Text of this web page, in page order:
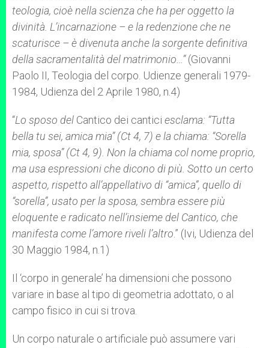
teologia, cioè nella scienza che ha per oggetto la
divinità. L’incarnazione – e la redenzione che ne
scaturisce – è divenuta anche la sorgente definitiva
della sacramentalità del matrimonio…”(Giovanni
Paolo II, Teologia del corpo. Udienze generali 1979-
1984, Udienza del 2 Aprile 1980, n.4)
“Lo sposo del Cantico dei cantici esclama: “Tutta
bella tu sei, amica mia” (Ct4, 7) e la chiama: “Sorella
mia, sposa” (Ct4, 9). Non la chiama col nome proprio,
ma usa espressioni che dicono di più. Sotto un certo
aspetto, rispetto all’appellativo di “amica”, quello di
“sorella”, usato per la sposa, sembra essere più
eloquente e radicato nell’insieme del Cantico, che
manifesta come l’amore riveli l’altro.” (Ivi, Udienza del
30 Maggio 1984, n.1)
Il ‘corpo in generale’ ha dimensioni che possono
variare in base al tipo di geometria adottato, o al
campo fisico in cui si trova.
Un corpo naturale o artificiale può assumere vari